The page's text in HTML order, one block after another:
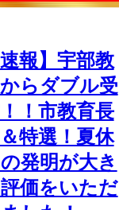
速報】宇部教
らダブル受
！市教育長
特選！夏休
発明が大き
価をいただ